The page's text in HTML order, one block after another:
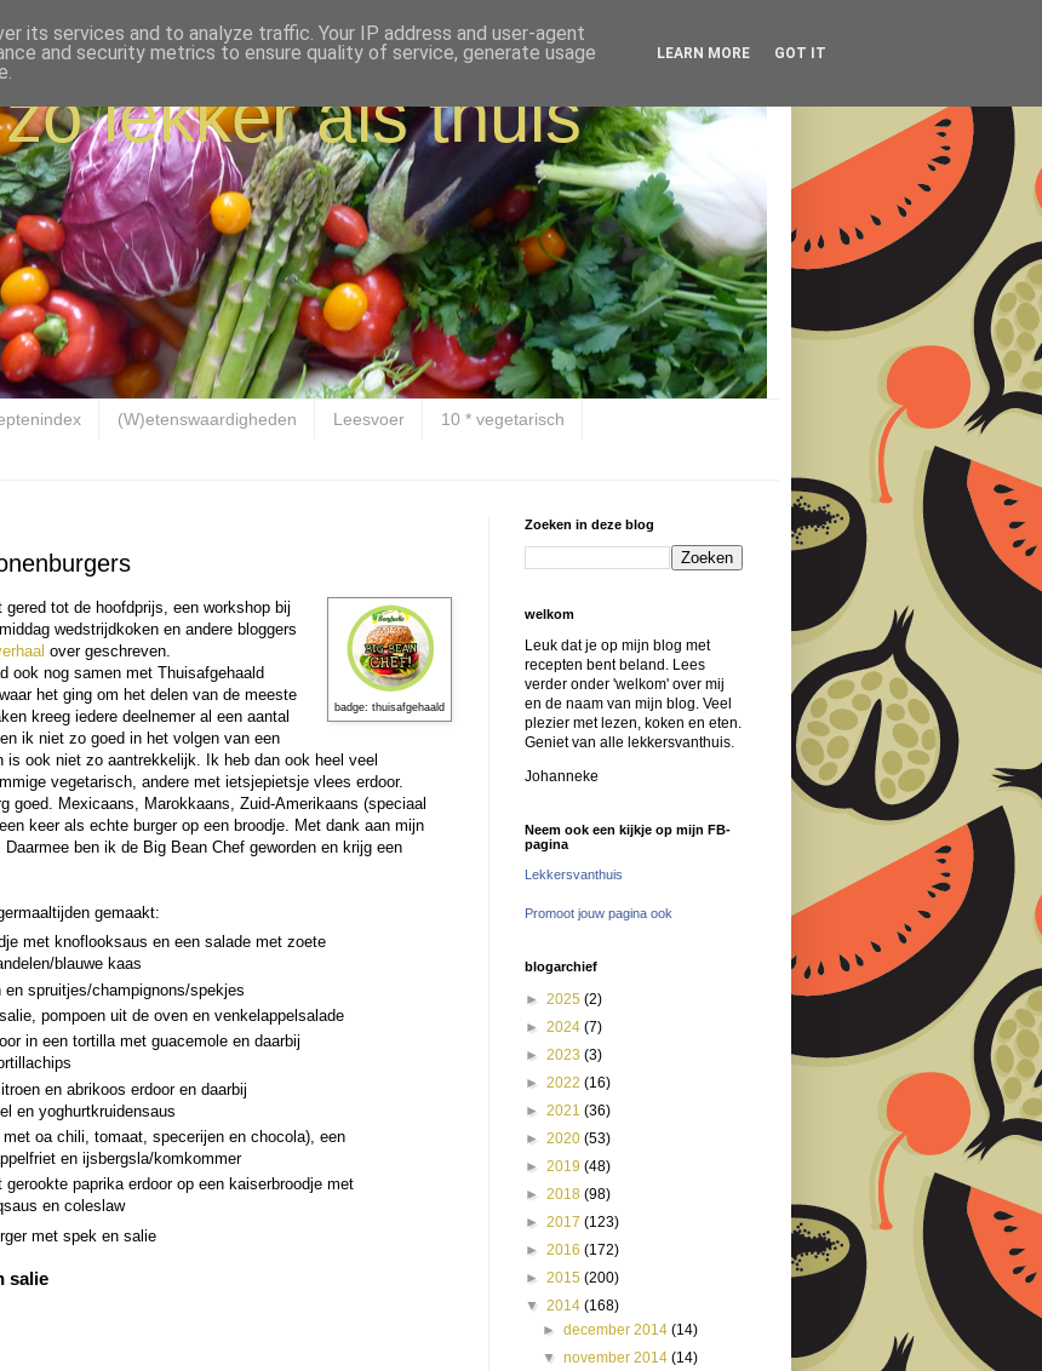
lekker als thuis
(W)etenswaardigheden Leesvoer 10 * vegetarisch
badge: thuisafgehaald
tot de hoofdprijs, een workshop bij
wedstrijdkoken en andere bloggers
over geschreven.
ook nog samen met Thuisafgehaald
het ging om het delen van de meeste
kreeg iedere deelnemer al een aantal
ik niet zo goed in het volgen van een
ook niet zo aantrekkelijk. Ik heb dan ook heel veel
vegetarisch, andere met ietsjepietsje vlees erdoor.
goed. Mexicaans, Marokkaans, Zuid-Amerikaans (speciaal
keer als echte burger op een broodje. Met dank aan mijn
ben ik de Big Bean Chef geworden en krijg een
gemaakt:
met knoflooksaus en een salade met zoete
blauwe kaas
en spruitjes/champignons/spekjes
pompoen uit de oven en venkelappelsalade
in een tortilla met guacemole en daarbij
en abrikoos erdoor en daarbij
en yoghurtkruidensaus
oa chili, tomaat, specerijen en chocola), een
en ijsbergsla/komkommer
gerookte paprika erdoor op een kaiserbroodje met
en coleslaw
met spek en salie
salie
Zoeken in deze blog
welkom
Leuk dat je op mijn blog met
recepten bent beland. Lees
verder onder 'welkom' over mij
en de naam van mijn blog. Veel
plezier met lezen, koken en eten.
Geniet van alle lekkersvanthuis.
Johanneke
Neem ook een kijkje op mijn FB-
pagina
Lekkersvanthuis
Promoot jouw pagina ook
blogarchief
► 2025 (2)
► 2024 (7)
► 2023 (3)
► 2022 (16)
► 2021 (36)
► 2020 (53)
► 2019 (48)
► 2018 (98)
► 2017 (123)
► 2016 (172)
► 2015 (200)
▼ 2014 (168)
►december 2014(14)
▼november 2014(14)
its services and to analyze traffic. Your IP address and user-agent
and security metrics to ensure quality of service, generate usage
LEARN MORE GOT IT